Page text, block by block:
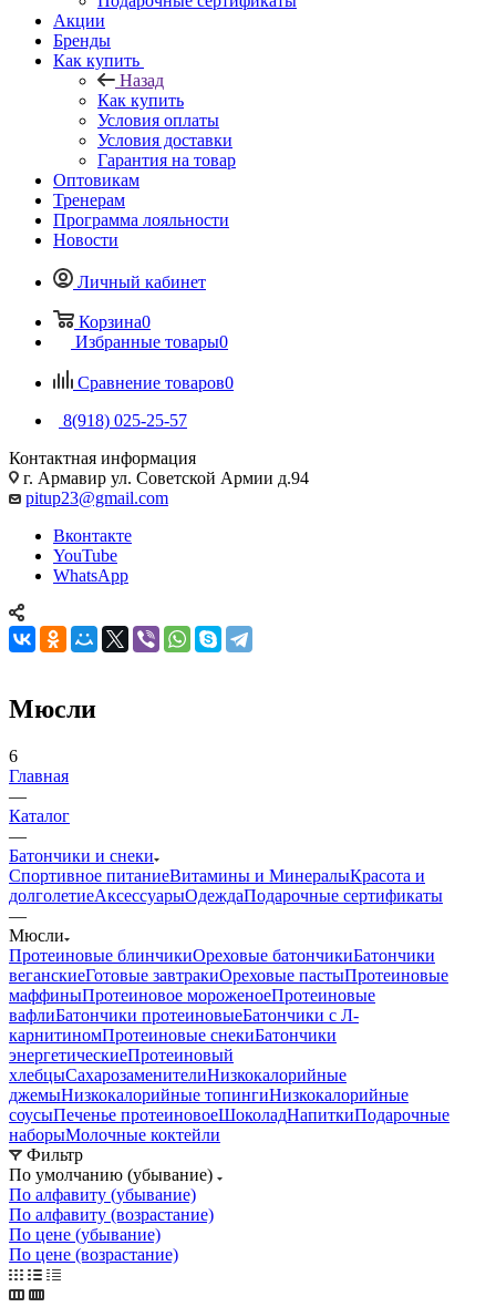
Акции
Бренды
Как купить
Назад
Как купить
Условия оплаты
Условия доставки
Гарантия на товар
Оптовикам
Тренерам
Программа лояльности
Новости
Личный кабинет
Корзина0
Избранные товары0
Сравнение товаров0
8(918) 025-25-57
Контактная информация
г. Армавир ул. Советской Армии д.94
pitup23@gmail.com
Вконтакте
YouTube
WhatsApp
Мюсли
6
Главная
—
Каталог
—
Батончики и снеки
Спортивное питаниеВитамины и МинералыКрасота и
долголетиеАксессуарыОдеждаПодарочные сертификаты
—
Мюсли
Протеиновые блинчикиОреховые батончикиБатончики
веганскиеГотовые завтракиОреховые пастыПротеиновые
маффиныПротеиновое мороженоеПротеиновые
вафлиБатончики протеиновыеБатончики с Л-
карнитиномПротеиновые снекиБатончики
энергетическиеПротеиновый
хлебцыСахарозаменителиНизкокалорийные
джемыНизкокалорийные топингиНизкокалорийные
соусыПеченье протеиновоеШоколадНапиткиПодарочные
наборыМолочные коктейли
Фильтр
По умолчанию (убывание)
По алфавиту (убывание)
По алфавиту (возрастание)
По цене (убывание)
По цене (возрастание)